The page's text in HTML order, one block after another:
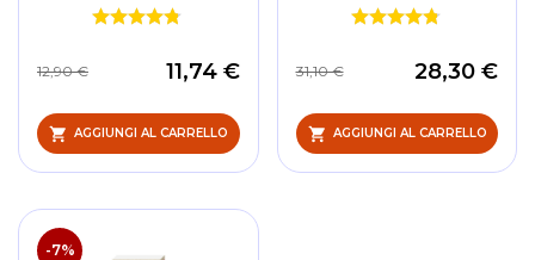
11,74 €
12,90 €
AGGIUNGI AL CARRELLO
28,30 €
31,10 €
AGGIUNGI AL CARRELLO
-7%